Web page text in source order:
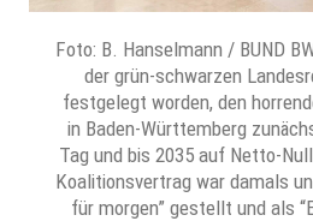
Foto: B. Hanselmann / BUND
der grün-schwarzen
festgelegt worden, den
in Baden-Württemberg
Tag und bis 2035 auf Netto-
Koalitionsvertrag war damals
für morgen” gestellt und als